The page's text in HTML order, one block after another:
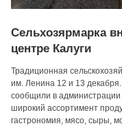
Сельхозярмарка
центре Калуги
Традиционная
им. Ленина 12 и 13
сообщили в администрации
широкий ассортимент
гастрономия, мясо, сыры,